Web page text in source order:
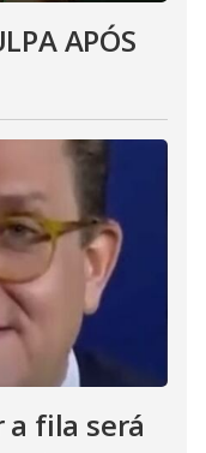
APÓS
a fila será